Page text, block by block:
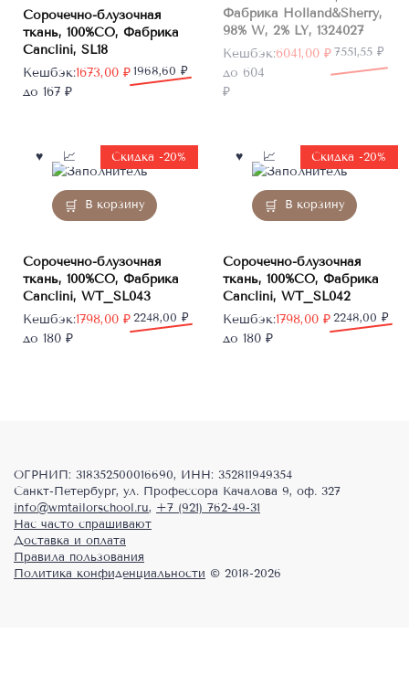
Сорочечно-блузочная
ткань, 100%CO, Фабрика
Canclini, SL18
1968,60 ₽
Первоначальная
цена
1673,00 ₽
Текущая
цена:
Кешбэк:
до 167 ₽
Фабрика Holland&Sherry,
98% W, 2% LY, 1324027
7551,55 ₽
Первоначальная
цена
составляла
6041,00 ₽
Текущая
цена:
6041,00 ₽.
Кешбэк:
до 604
₽
В корзину
Скидка -20%
Сорочечно-блузочная
ткань, 100%CO, Фабрика
Canclini, WT_SL043
2248,00 ₽
Первоначальная
цена
1798,00 ₽
Текущая
цена:
Кешбэк:
до 180 ₽
В корзину
Скидка -20%
Сорочечно-блузочная
ткань, 100%CO, Фабрика
Canclini, WT_SL042
2248,00 ₽
Первоначальная
цена
1798,00 ₽
Текущая
цена:
Кешбэк:
до 180 ₽
ОГРНИП: 318352500016690, ИНН: 352811949354
Санкт-Петербург, ул. Профессора Качалова 9, оф. 327
info@wmtailorschool.ru, +7 (921) 762-49-31
Нас часто спрашивают
Доставка и оплата
Правила пользования
Политика конфиденциальности © 2018-2026